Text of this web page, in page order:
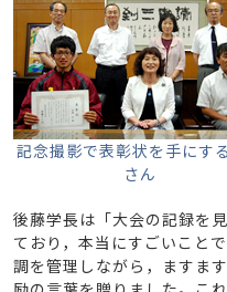
記念撮影で表彰状を手にす
さん
後藤学長は「大会の記録を
ており，本当にすごいこと
調を管理しながら，ますま